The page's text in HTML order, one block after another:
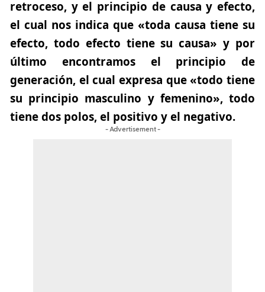
retroceso, y el principio de causa y efecto,
el cual nos indica que «toda causa tiene su
efecto, todo efecto tiene su causa» y por
último encontramos el principio de
generación, el cual expresa que «todo tiene
su principio masculino y femenino», todo
tiene dos polos, el positivo y el negativo.
- Advertisement -